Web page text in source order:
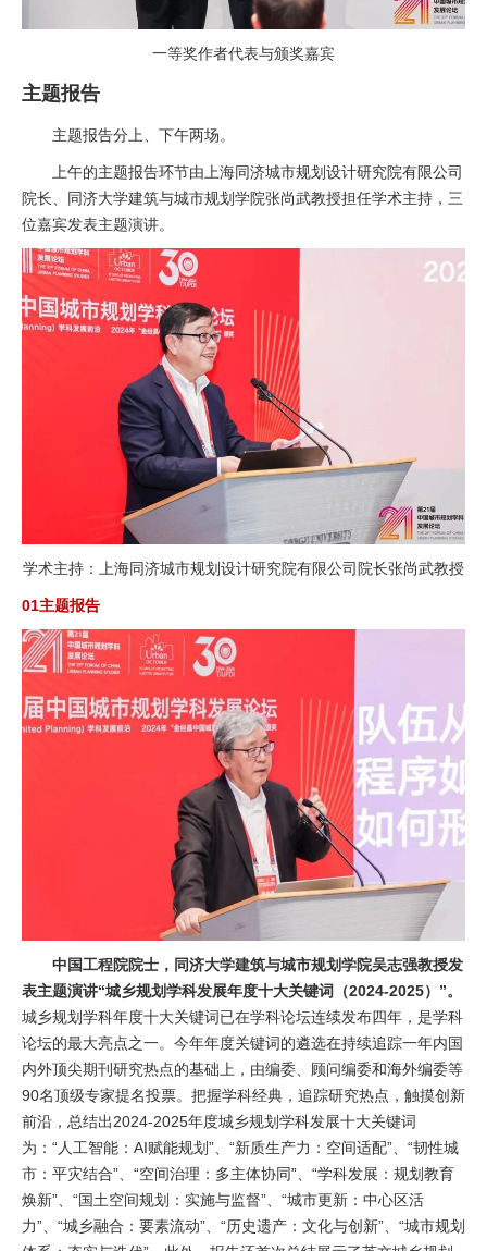
一等奖作者代表与颁奖嘉宾
主题报告
主题报告分上、下午两场。
上午的主题报告环节由上海同济城市规划设计研究院有限公司
院长、同济大学建筑与城市规划学院张尚武教授担任学术主持，三
位嘉宾发表主题演讲。
学术主持：上海同济城市规划设计研究院有限公司院长张尚武教授
01主题报告
中国工程院院士，同济大学建筑与城市规划学院吴志强教授发
表主题演讲“城乡规划学科发展年度十大关键词（2024-2025）”。
城乡规划学科年度十大关键词已在学科论坛连续发布四年，是学科
论坛的最大亮点之一。今年年度关键词的遴选在持续追踪一年内国
内外顶尖期刊研究热点的基础上，由编委、顾问编委和海外编委等
90名顶级专家提名投票。把握学科经典，追踪研究热点，触摸创新
前沿，总结出2024-2025年度城乡规划学科发展十大关键词
为：“人工智能：AI赋能规划”、“新质生产力：空间适配”、“韧性城
市：平灾结合”、“空间治理：多主体协同”、“学科发展：规划教育
焕新”、“国土空间规划：实施与监督”、“城市更新：中心区活
力”、“城乡融合：要素流动”、“历史遗产：文化与创新”、“城市规划